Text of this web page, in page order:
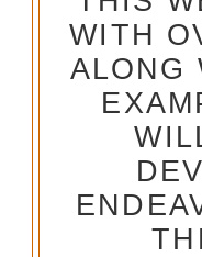
WITH
ALONG